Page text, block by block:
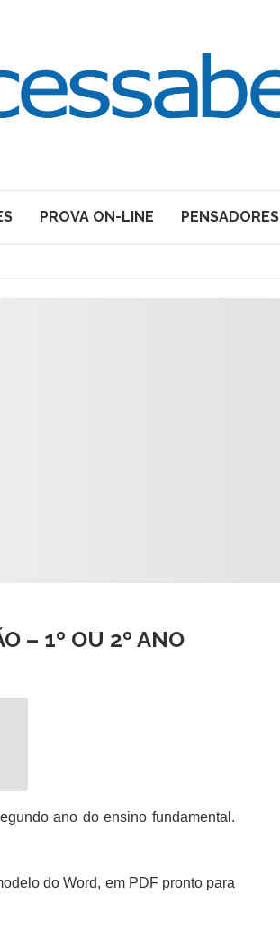
PROVA ON-LINE PENSADORES
– 1º OU 2º ANO
ano do ensino fundamental.
do Word, em PDF pronto para